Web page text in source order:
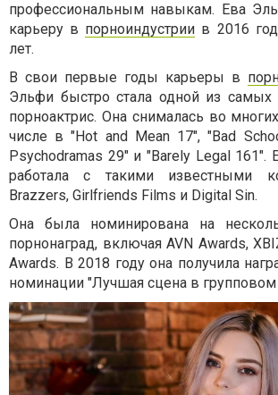
профессиональным навыкам. Ева
карьеру в порноиндустрии в 2016
лет.
В свои первые годы карьеры в
Эльфи быстро стала одной из самых
порноактрис. Она снималась во
числе в "Hot and Mean 17", "Bad
Psychodramas 29" и "Barely Legal
работала с такими известными
Brazzers, Girlfriends Films и Digital Sin.
Она была номинирована на
порнонаград, включая AVN Awards,
Awards. В 2018 году она получила
номинации "Лучшая сцена в групповом